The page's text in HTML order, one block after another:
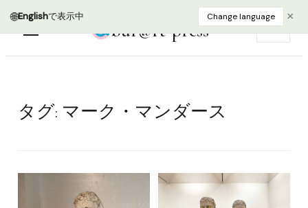
🌐Englishで表示中 Change language ×
bur@rt press
タグ: マーク・マンダース